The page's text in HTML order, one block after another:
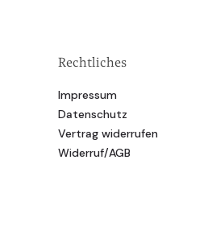
Rechtliches
Impressum
Datenschutz
Vertrag widerrufen
Widerruf/AGB